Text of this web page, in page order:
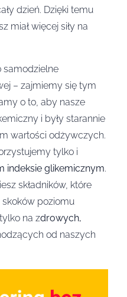
dzień. Dzięki temu
miał więcej siły na
samodzielne
– zajmiemy się tym
o to, aby nasze
i były starannie
wartości odżywczych.
tylko i
indeksie glikemicznym.
składników, które
skoków poziomu
na zdrowych,
od naszych